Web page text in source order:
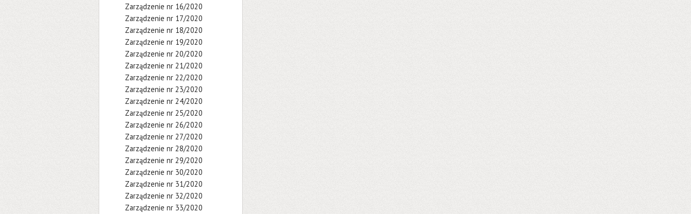
Zarządzenie nr 16/2020
Zarządzenie nr 17/2020
Zarządzenie nr 18/2020
Zarządzenie nr 19/2020
Zarządzenie nr 20/2020
Zarządzenie nr 21/2020
Zarządzenie nr 22/2020
Zarządzenie nr 23/2020
Zarządzenie nr 24/2020
Zarządzenie nr 25/2020
Zarządzenie nr 26/2020
Zarządzenie nr 27/2020
Zarządzenie nr 28/2020
Zarządzenie nr 29/2020
Zarządzenie nr 30/2020
Zarządzenie nr 31/2020
Zarządzenie nr 32/2020
Zarządzenie nr 33/2020